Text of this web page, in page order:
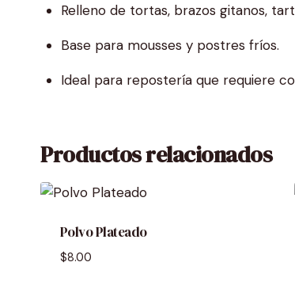
Relleno de tortas, brazos gitanos,
Base para mousses y postres fríos.
Ideal para repostería que requiere
Productos relacionados
Polvo Plateado
$8.00